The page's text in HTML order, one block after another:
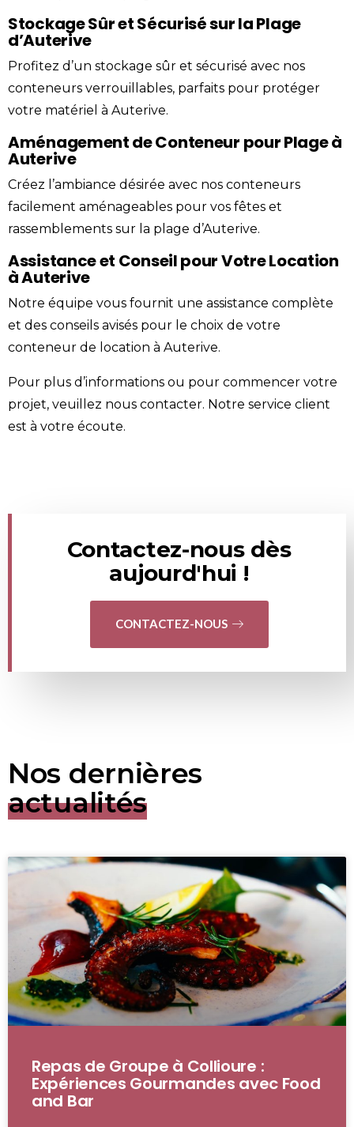
Stockage Sûr et Sécurisé sur la Plage
d’Auterive
Profitez d’un stockage sûr et sécurisé avec nos
conteneurs verrouillables, parfaits pour protéger
votre matériel à Auterive.
Aménagement de Conteneur pour Plage à
Auterive
Créez l’ambiance désirée avec nos conteneurs
facilement aménageables pour vos fêtes et
rassemblements sur la plage d’Auterive.
Assistance et Conseil pour Votre Location
à Auterive
Notre équipe vous fournit une assistance complète
et des conseils avisés pour le choix de votre
conteneur de location à Auterive.
Pour plus d’informations ou pour commencer votre
projet, veuillez nous contacter. Notre service client
est à votre écoute.
Contactez-nous dès
aujourd'hui !
CONTACTEZ-NOUS
Nos dernières
actualités
Repas de Groupe à Collioure :
Expériences Gourmandes avec Food
and Bar